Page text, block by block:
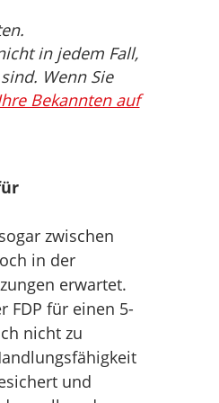
in jedem Fall,
Wenn Sie
Bekannten auf
zwischen
in der
erwartet.
FDP für einen 5-
nicht zu
und